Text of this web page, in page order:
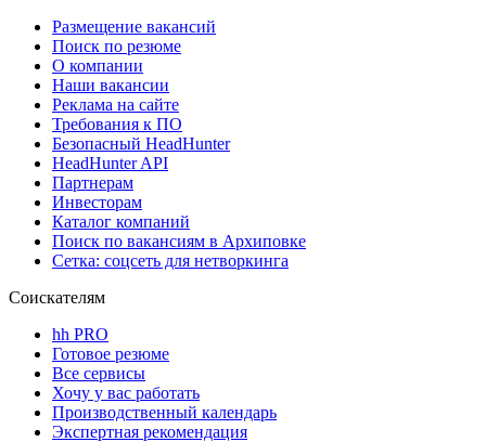
Размещение вакансий
Поиск по резюме
О компании
Наши вакансии
Реклама на сайте
Требования к ПО
Безопасный HeadHunter
HeadHunter API
Партнерам
Инвесторам
Каталог компаний
Поиск по вакансиям в Архиповке
Сетка: соцсеть для нетворкинга
Соискателям
hh PRO
Готовое резюме
Все сервисы
Хочу у вас работать
Производственный календарь
Экспертная рекомендация